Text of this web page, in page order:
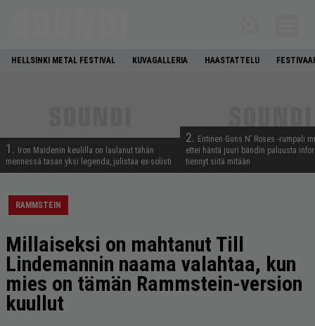
HELLSINKI METAL FESTIVAL KUVAGALLERIA HAASTATTELU
1.
Iron Maidenin keulilla on laulanut tähän
mennessä tasan yksi legenda, julistaa ex-solisti
2. Entinen Guns N’ Roses -rumpali
ettei häntä juuri bändin paluusta
tiennyt siitä mitään
RAMMSTEIN
Millaiseksi on mahtanut Till
Lindemannin naama valahtaa, kun
mies on tämän Rammstein-version
kuullut